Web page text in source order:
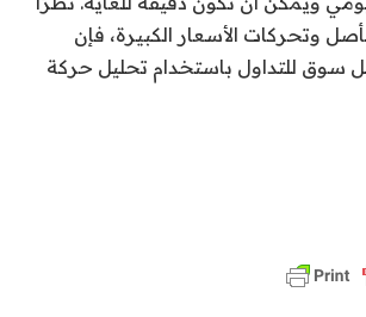
وتحركات الأسعار الكبيرة، فإن
سوق للتداول باستخدام تحليل حركة